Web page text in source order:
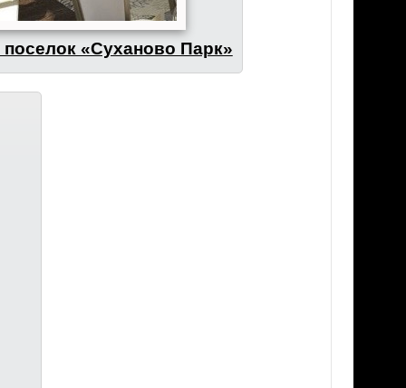
«Суханово Парк»